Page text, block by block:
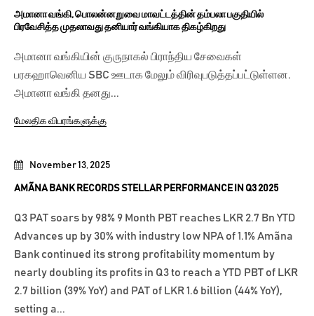
November 13, 2025
AMÃNA BANK RECORDS STELLAR PERFORMANCE IN Q3 2025
Q3 PAT soars by 98% 9 Month PBT reaches LKR 2.7 Bn YTD
Advances up by 30% with industry low NPA of 1.1% Amãna
Bank continued its strong profitability momentum by
nearly doubling its profits in Q3 to reach a YTD PBT of LKR
2.7 billion (39% YoY) and PAT of LKR 1.6 billion (44% YoY),
setting a...
அமானா வங்கி, பொலன்னறுவை மாவட்டத்தின் தம்பலா பகுதியில்
பிரவேசித்த முதலாவது தனியார் வங்கியாக திகழ்கிறது
அமானா வங்கியின் குருநாகல் பிராந்திய சேவைகள்
பரகஹாவெனிய SBC ஊடாக மேலும் விரிவுபடுத்தப்பட்டுள்ளன.
அமானா வங்கி தனது...
மேலதிக விபரங்களுக்கு